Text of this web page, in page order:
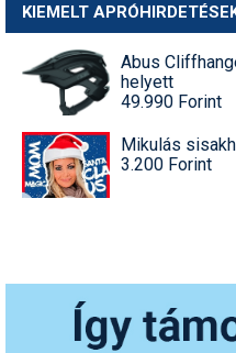
KIEMELT
Abus
helyett
49.990 Forint
Mikulás
3.200 Forint